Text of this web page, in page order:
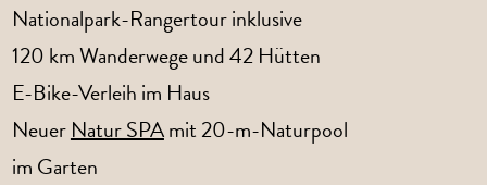
Nationalpark-Rangertour inklusive
120 km Wanderwege und 42 Hütten
E-Bike-Verleih im Haus
NeuerNatur SPAmit 20-m-Naturpool
im Garten